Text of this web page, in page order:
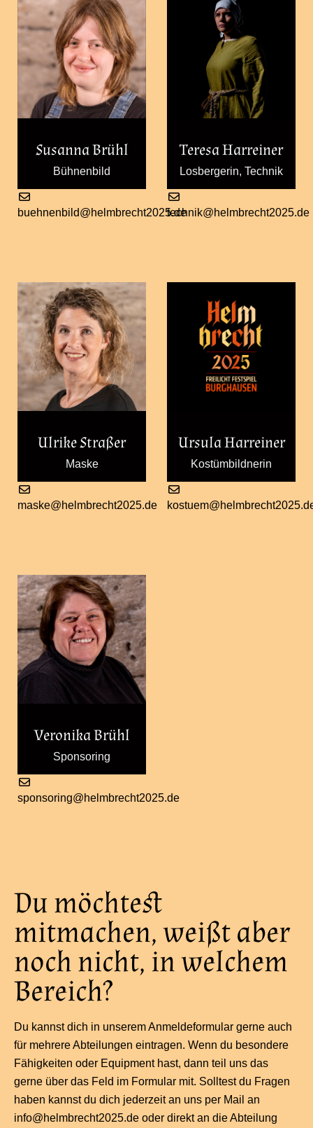
Susanna Brühl
Bühnenbild
buehnenbild@helmbrecht2025.de
Teresa Harreiner
Losbergerin, Technik
technik@helmbrecht2025.de
Ulrike Straßer
Maske
maske@helmbrecht2025.de
Ursula Harreiner
Kostümbildnerin
Veronika Brühl
Sponsoring
sponsoring@helmbrecht2025.de
Du möchtest
mitmachen, weißt aber
noch nicht, in welchem
Bereich?
Du kannst dich in unserem Anmeldeformular gerne auch
für mehrere Abteilungen eintragen. Wenn du besondere
Fähigkeiten oder Equipment hast, dann teil uns das
gerne über das Feld im Formular mit. Solltest du Fragen
haben kannst du dich jederzeit an uns per Mail an
info@helmbrecht2025.de oder direkt an die Abteilung